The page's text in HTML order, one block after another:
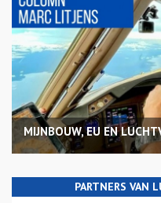
MIJNBOUW, EU EN
PARTNERS VAN